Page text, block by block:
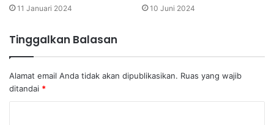
11 Januari 2024 10 Juni 2024
Tinggalkan Balasan
Alamat email Anda tidak akan dipublikasikan. Ruas yang wajib
ditandai *